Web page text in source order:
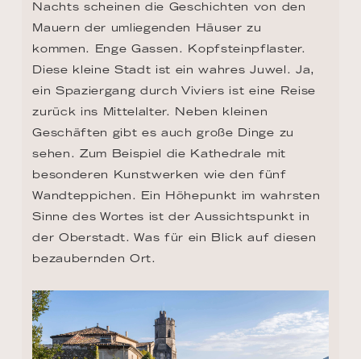
Nachts scheinen die Geschichten von den
Mauern der umliegenden Häuser zu
kommen. Enge Gassen. Kopfsteinpflaster.
Diese kleine Stadt ist ein wahres Juwel. Ja,
ein Spaziergang durch Viviers ist eine Reise
zurück ins Mittelalter. Neben kleinen
Geschäften gibt es auch große Dinge zu
sehen. Zum Beispiel die Kathedrale mit
besonderen Kunstwerken wie den fünf
Wandteppichen. Ein Höhepunkt im wahrsten
Sinne des Wortes ist der Aussichtspunkt in
der Oberstadt. Was für ein Blick auf diesen
bezaubernden Ort.